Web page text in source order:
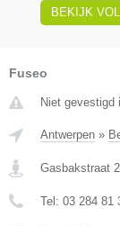
BEKIJK
Fuseo
Niet gevestigd
Antwerpen »
Gasbakstraat
Tel: 03 284 81